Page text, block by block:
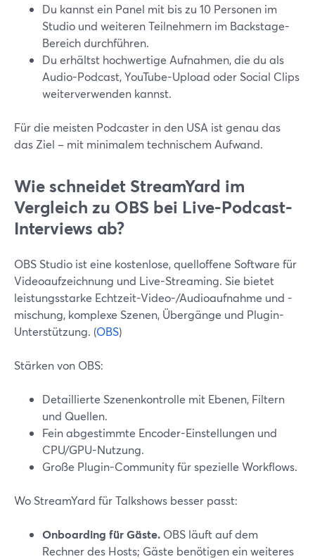
Du kannst ein Panel mit bis zu 10 Personen im
Studio und weiteren Teilnehmern im Backstage-
Bereich durchführen.
Du erhältst hochwertige Aufnahmen, die du als
Audio-Podcast, YouTube-Upload oder Social Clips
weiterverwenden kannst.
Für die meisten Podcaster in den USA ist genau das
das Ziel – mit minimalem technischem Aufwand.
Wie schneidet StreamYard im
Vergleich zu OBS bei Live-Podcast-
Interviews ab?
OBS Studio ist eine kostenlose, quelloffene Software für
Videoaufzeichnung und Live-Streaming. Sie bietet
leistungsstarke Echtzeit-Video-/Audioaufnahme und -
mischung, komplexe Szenen, Übergänge und Plugin-
Unterstützung. (OBS)
Stärken von OBS:
Detaillierte Szenenkontrolle mit Ebenen, Filtern
und Quellen.
Fein abgestimmte Encoder-Einstellungen und
CPU/GPU-Nutzung.
Große Plugin-Community für spezielle Workflows.
Wo StreamYard für Talkshows besser passt:
Onboarding für Gäste. OBS läuft auf dem
Rechner des Hosts; Gäste benötigen ein weiteres